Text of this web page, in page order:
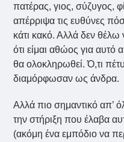
πατέρας, γιος, σύζυγος,
απέρριψα τις ευθύνες
κάτι κακό. Αλλά δεν θέλω
ότι είμαι αθώος για αυτό
θα ολοκληρωθεί. Ό,τι
διαμόρφωσαν ως άνδρα.
Αλλά πιο σημαντικό απ’
την στήριξη που έλαβα
(ακόμη ένα εμπόδιο να